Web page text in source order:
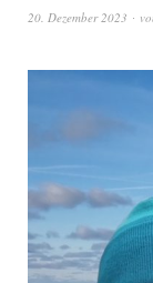
20. Dezember 2023